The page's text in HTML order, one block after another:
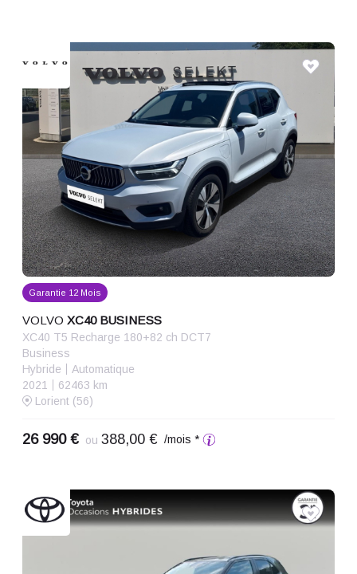
Garantie 12 Mois
VOLVO XC40 BUSINESS
XC40 T5 Recharge 180+82 ch DCT7
Business
Hybride
Automatique
2021
62463 km
Lorient (56)
26 990 € ou 388,00 € /mois *